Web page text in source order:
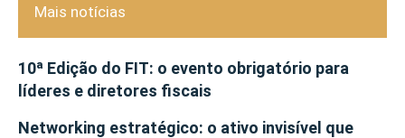
Mais notícias
10ª Edição do FIT: o evento obrigatório para
líderes e diretores fiscais
Networking estratégico: o ativo invisível que